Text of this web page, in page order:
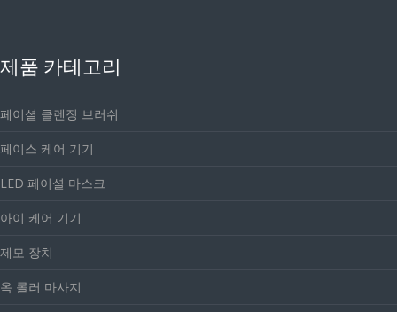
제품 카테고리
페이셜 클렌징 브러쉬
페이스 케어 기기
LED 페이셜 마스크
아이 케어 기기
제모 장치
옥 롤러 마사지